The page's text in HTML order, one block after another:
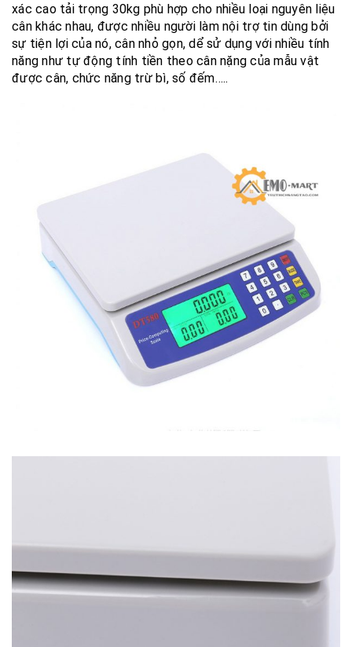
xác cao tải trọng 30kg phù hợp cho nhiều loại nguyên liệu
cân khác nhau, được nhiều người làm nội trợ tin dùng bởi
sự tiện lợi của nó, cân nhỏ gọn, dể sử dụng với nhiều tính
năng như tự động tính tiền theo cân nặng của mẫu vật
được cân, chức năng trừ bì, số đếm…..